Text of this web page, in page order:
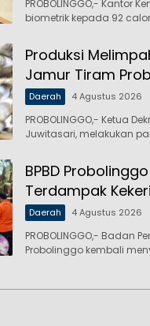
PROBOLINGGO,- Kantor
biometrik kepada 92
Produksi
Jamur Tiram
Daerah 4 Agustus 2026
PROBOLINGGO,- Ketua
Juwitasari, melakukan
BPBD
Terdampak
Daerah 4 Agustus 2026
PROBOLINGGO,- Badan
Probolinggo kembali